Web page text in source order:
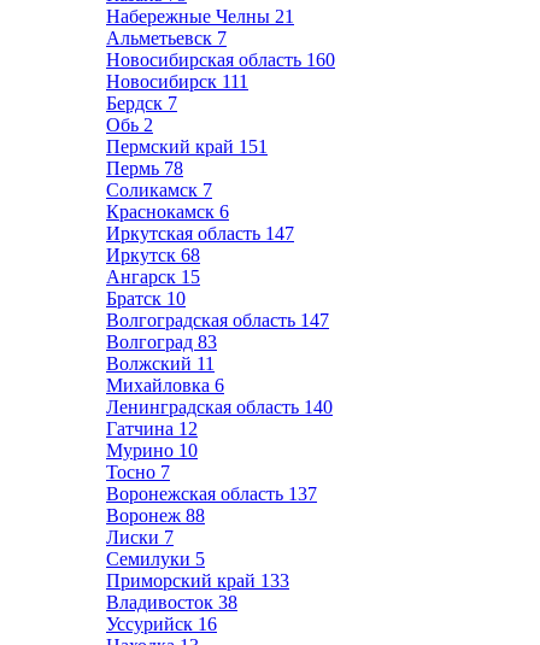
Набережные Челны 21
Альметьевск 7
Новосибирская область 160
Новосибирск 111
Бердск 7
Обь 2
Пермский край 151
Пермь 78
Соликамск 7
Краснокамск 6
Иркутская область 147
Иркутск 68
Ангарск 15
Братск 10
Волгоградская область 147
Волгоград 83
Волжский 11
Михайловка 6
Ленинградская область 140
Гатчина 12
Мурино 10
Тосно 7
Воронежская область 137
Воронеж 88
Лиски 7
Семилуки 5
Приморский край 133
Владивосток 38
Уссурийск 16